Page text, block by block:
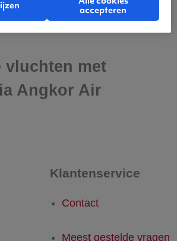
vluchten met
Angkor Air
Klantenservice
Contact
Meest gestelde vragen
accepteren